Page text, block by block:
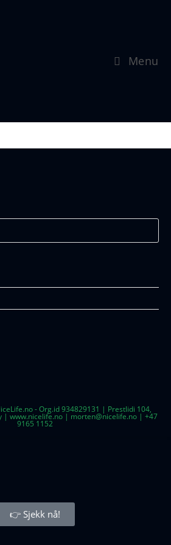
Menu
- Org.id 934829131 | Prestlidi 104,
| www.nicelife.no | morten@nicelife.no | +47
9165 1152
👉 Sjekk nå!